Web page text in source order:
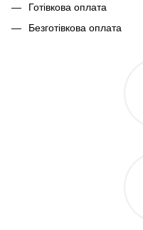
Готівкова оплата
Безготівкова оплата